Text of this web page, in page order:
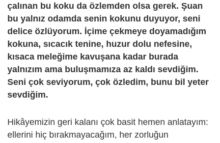
çalınan bu koku da özlemden olsa gerek. Şuan
bu yalnız odamda senin kokunu duyuyor, seni
delice özlüyorum. İçime çekmeye doyamadığım
kokuna, sıcacık tenine, huzur dolu nefesine,
kısaca meleğime kavuşana kadar burada
yalnızım ama buluşmamıza az kaldı sevdiğim.
Seni çok seviyorum, çok özledim, bunu bil yeter
sevdiğim.
Hikâyemizin geri kalanı çok basit hemen anlatayım:
ellerini hiç bırakmayacağım, her zorluğun